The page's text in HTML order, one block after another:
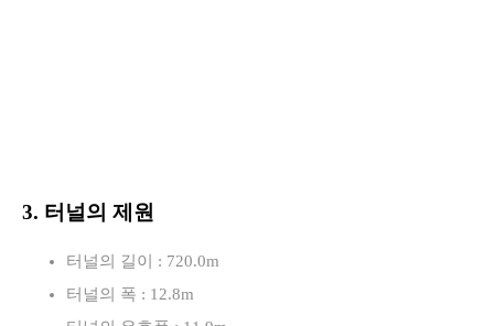
3. 터널의 제원
터널의 길이 : 720.0m
터널의 폭 : 12.8m